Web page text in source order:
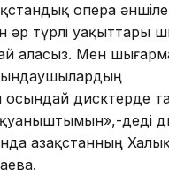
опера
әр түрлі уақыттары
аласыз. Мен
дисктерде
деді
Қазақстанның